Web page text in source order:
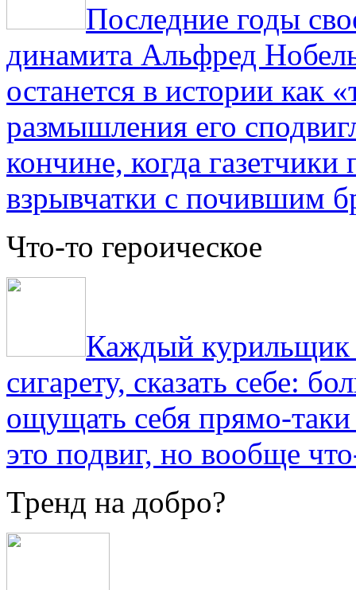
Последние годы
динамита Альфред
останется в истории как
размышления его
кончине, когда газетчики
взрывчатки с почившим
Что-то героическое
Каждый курильщик
сигарету, сказать себе:
ощущать себя прямо-
это подвиг, но вообще
Тренд на добро?